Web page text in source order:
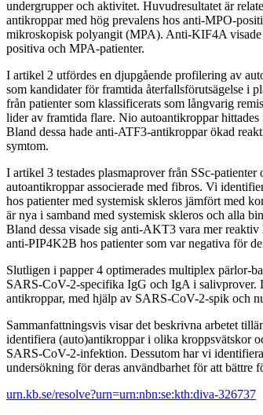
undergrupper och aktivitet. Huvudresultatet är
antikroppar med hög prevalens hos anti-MPO-
mikroskopisk polyangit (MPA). Anti-KIF4A visade
positiva och MPA-patienter.
I artikel 2 utfördes en djupgående profilering av
som kandidater för framtida återfallsförutsägelse i
från patienter som klassificerats som långvarig
lider av framtida flare. Nio autoantikroppar
Bland dessa hade anti-ATF3-antikroppar ökad
symtom.
I artikel 3 testades plasmaprover från SSc-
autoantikroppar associerade med fibros. Vi
hos patienter med systemisk skleros jämfört med
är nya i samband med systemisk skleros och alla
Bland dessa visade sig anti-AKT3 vara mer
anti-PIP4K2B hos patienter som var negativa för
Slutligen i papper 4 optimerades multiplex pärlor-
SARS-CoV-2-specifika IgG och IgA i salivprover.
antikroppar, med hjälp av SARS-CoV-2-spik och
Sammanfattningsvis visar det beskrivna arbetet
identifiera (auto)antikroppar i olika kroppsvätskor
SARS-CoV-2-infektion. Dessutom har vi
undersökning för deras användbarhet för att bättre
urn.kb.se/resolve?urn=urn:nbn:se:kth:diva-326737